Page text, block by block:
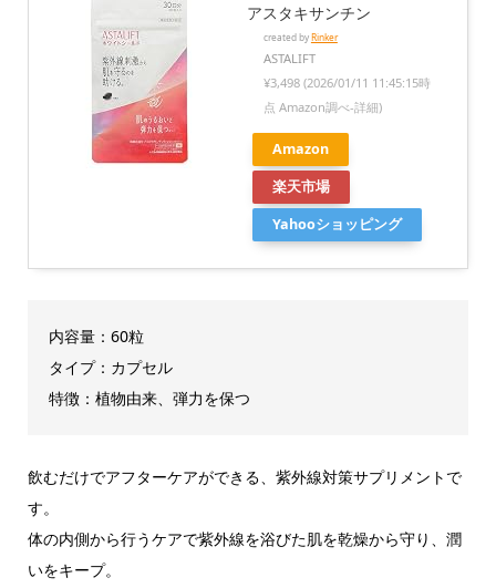
アスタキサンチン
created byRinker
ASTALIFT
¥3,498 (2026/01/11 11:45:15時
点 Amazon調べ-詳細)
Amazon
楽天市場
Yahooショッピング
内容量：60粒
タイプ：カプセル
特徴：植物由来、弾力を保つ
飲むだけでアフターケアができる、紫外線対策サプリメントで
す。
体の内側から行うケアで紫外線を浴びた肌を乾燥から守り、潤
いをキープ。